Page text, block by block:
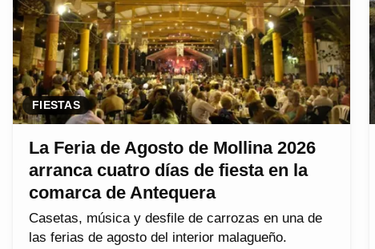
FIESTAS
La Feria de Agosto de Mollina 2026
arranca cuatro días de fiesta en la
comarca de Antequera
Casetas, música y desfile de carrozas en una de
las ferias de agosto del interior malagueño.